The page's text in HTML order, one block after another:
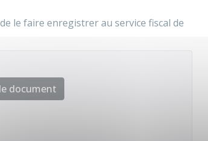
le faire enregistrer au service fiscal de
document